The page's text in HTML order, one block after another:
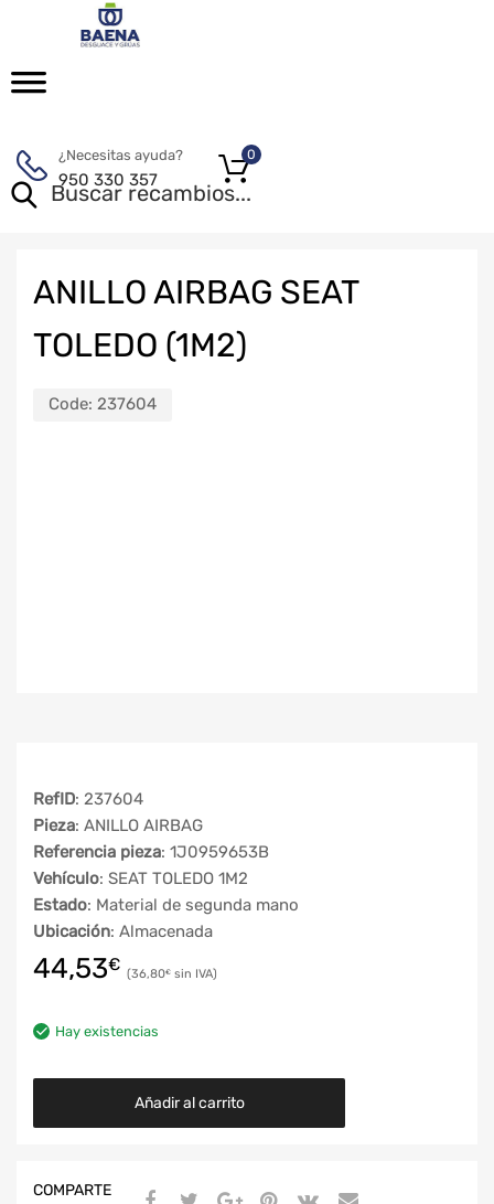
¿Necesitas ayuda?
950 330 357
0
ANILLO AIRBAG SEAT
TOLEDO (1M2)
Code: 237604
RefID: 237604
Pieza: ANILLO AIRBAG
Referencia pieza: 1J0959653B
Vehículo: SEAT TOLEDO 1M2
Estado: Material de segunda mano
Ubicación: Almacenada
44,53€ 36,80€
Hay existencias
Añadir al carrito
COMPARTE